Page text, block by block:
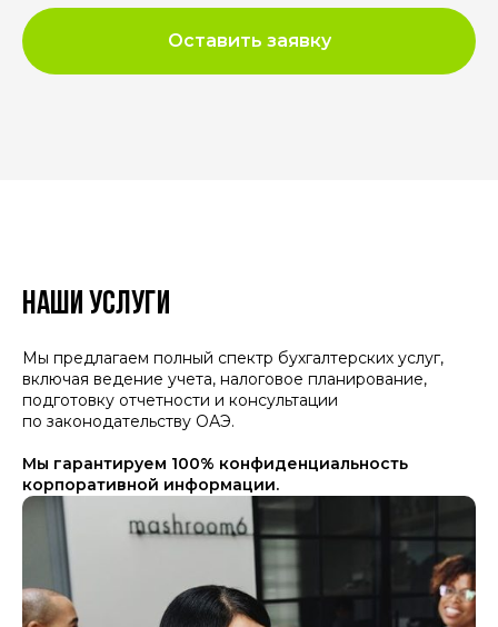
Оставить заявку
НАШИ УСЛУГИ
Мы предлагаем полный спектр бухгалтерских услуг,
включая ведение учета, налоговое планирование,
подготовку отчетности и консультации
по законодательству ОАЭ.
Мы гарантируем 100% конфиденциальность
корпоративной информации.